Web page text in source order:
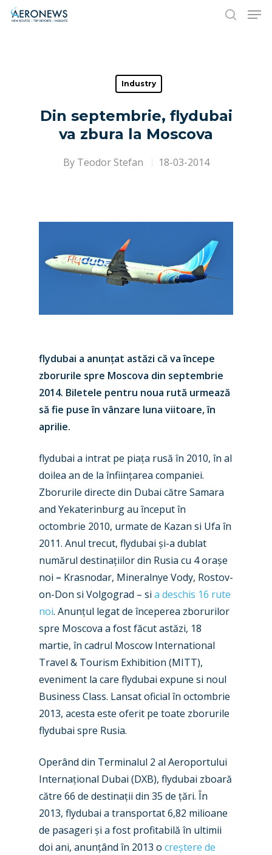
Hit enter to search or ESC to close
Industry
Din septembrie, flydubai
va zbura la Moscova
By Teodor Stefan 18-03-2014
flydubai a anunțat astăzi că va începe
zborurile spre Moscova din septembrie
2014. Biletele pentru noua rută urmează
să fie puse în vânzare luna viitoare, în
aprilie.
flydubai a intrat pe piața rusă în 2010, în al
doilea an de la înființarea companiei.
Zborurile directe din Dubai către Samara
and Yekaterinburg au început în
octombrie 2010, urmate de Kazan si Ufa în
2011. Anul trecut, flydubai și-a dublat
numărul destinațiilor din Rusia cu 4 orașe
noi – Krasnodar, Mineralnye Vody, Rostov-
on-Don si Volgograd – si a deschis 16 rute
noi. Anunțul legat de începerea zborurilor
spre Moscova a fost făcut astăzi, 18
martie, în cadrul Moscow International
Travel & Tourism Exhibition (MITT),
eveniment la care flydubai expune si noul
Business Class. Lansat oficial în octombrie
2013, acesta este oferit pe toate zborurile
flydubai spre Rusia.
Operând din Terminalul 2 al Aeroportului
Internațional Dubai (DXB), flydubai zboară
către 66 de destinații din 35 de țări. În
2013, flydubai a transportat 6,82 milioane
de pasageri și a fost profitabilă în ultimii
doi ani, anunțând în 2013 o creștere de
New Routes
Industry
Accidents / Incidents
Airshows
Dubai 2025
Business Jets